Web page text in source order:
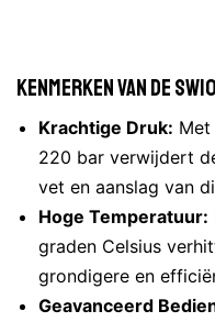
Kenmerken van de
Krachtige Druk:
220 bar verwijdert
vet en aanslag van
Hoge Temperatuur:
graden Celsius
grondigere en
Geavanceerd